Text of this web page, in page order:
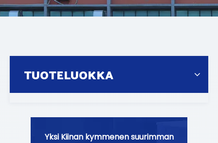
TUOTELUOKKA
Yksi Kiinan kymmenen suurimman